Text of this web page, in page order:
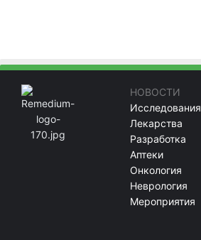
НОВОСТИ
Исследования
Лекарства
Разработка
Аптеки
Онкология
Неврология
Мероприятия